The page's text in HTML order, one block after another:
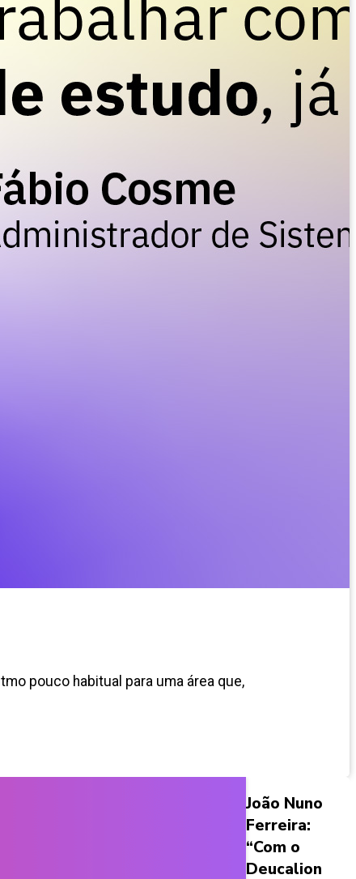
pouco habitual para uma área que,
João Nuno
Ferreira:
“Com o
Deucalion